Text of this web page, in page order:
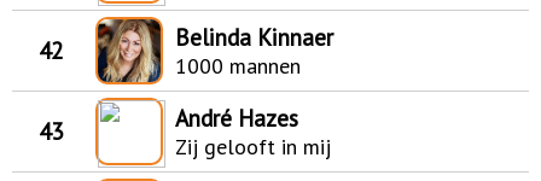
42 Belinda Kinnaer
1000 mannen
43 André Hazes
Zij gelooft in mij